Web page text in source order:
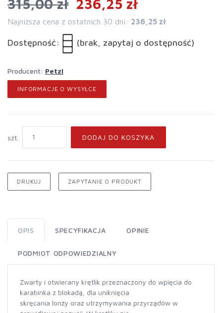
315,00 zł 236,25 zł
Najniższa cena z ostatnich 30 dni: 236,25 zł
Dostępność: (brak, zapytaj o dostępność)
Producent: Petzl
INFORMACJE O WYSYŁCE
szt. DODAJ DO KOSZYKA
DRUKUJ ZAPYTANIE O PRODUKT
OPIS SPECYFIKACJA OPINIE
PODMIOT ODPOWIEDZIALNY
Zwarty i otwierany krętlik przeznaczony do wpięcia do
karabinka z blokadą, dla uniknięcia
skręcania lonży oraz utrzymywania przyrządów w